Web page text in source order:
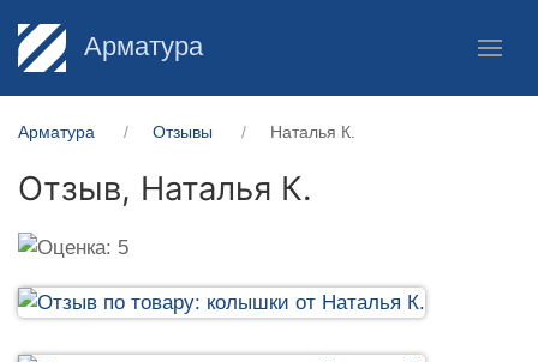
Арматура
Арматура Отзывы Наталья К.
Отзыв, Наталья К.